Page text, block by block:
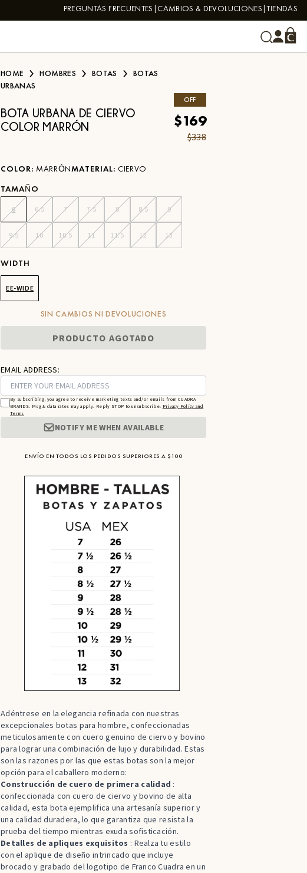
PREGUNTAS FRECUENTES CAMBIOS & DEVOLUCIONES TIENDAS
HOME HOMBRES BOTAS
BOTAS
URBANAS
BOTA URBANA DE CIERVO
COLOR MARRÓN
OFF
$169
$338
COLOR: MARRÓNMATERIAL: CIERVO
TAMAÑO
6 6.5 7 7.5 8 8.5 9
9.5 10 10.5 11 11.5 12 13
WIDTH
EE-WIDE
SIN CAMBIOS NI DEVOLUCIONES
PRODUCTO AGOTADO
EMAIL ADDRESS:
By subscribing, you agree to receive marketing texts and/or emails from CUADRA
BRANDS. Msg & data rates may apply. Reply STOP to unsubscribe. Privacy Policy and
Terms
NOTIFY ME WHEN AVAILABLE
ENVÍO EN TODOS LOS PEDIDOS SUPERIORES A $100
Adéntrese en la elegancia refinada con nuestras
excepcionales botas para hombre, confeccionadas
meticulosamente con cuero genuino de ciervo y bovino
para lograr una combinación de lujo y durabilidad. Estas
son las razones por las que estas botas son la mejor
opción para el caballero moderno:
Construcción de cuero de primera calidad :
confeccionada con cuero de ciervo y bovino de alta
calidad, esta bota ejemplifica una artesanía superior y
una calidad duradera, lo que garantiza que resista la
prueba del tiempo mientras exuda sofisticación.
Detalles de apliques exquisitos : Realza tu estilo
con el aplique de diseño intrincado que incluye
brocado y grabado del logotipo de Franco Cuadra en un